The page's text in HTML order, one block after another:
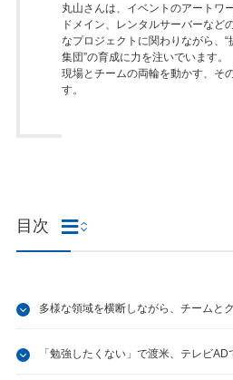
丸山さんは、イベントのアートワ
ドメイン、レンタルサーバーなど
なプロジェクトに関わりながら、
集団”の育成に力を注いでいます。
現場とチームの両輪を動かす、そ
す。
目次
多様な領域を横断しながら、チームと
「勉強したくない」で渡米、テレビAD